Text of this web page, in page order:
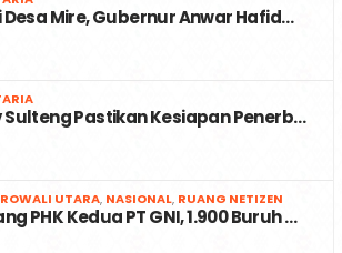
Mire, Gubernur Anwar Hafid…
Sulteng Pastikan Kesiapan Penerb…
UTARA, NASIONAL, RUANG NETIZEN
PHK Kedua PT GNI, 1.900 Buruh …